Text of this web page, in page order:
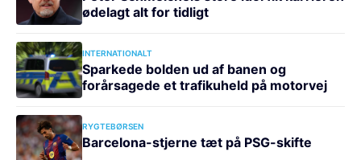
ødelagt alt for tidligt
INTERNATIONALT
Sparkede bolden ud af banen og
forårsagede et trafikuheld på motorvej
RYGTEBØRSEN
Barcelona-stjerne tæt på PSG-skifte